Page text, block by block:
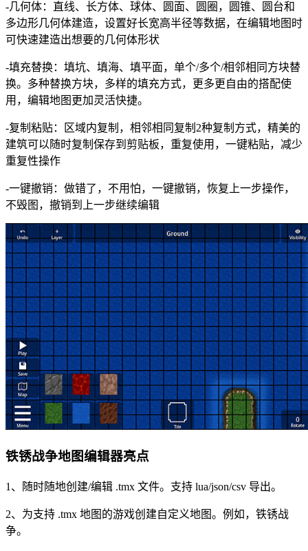
-几何体：直线、长方体、球体、圆面、圆圈，圆锥、圆台和
多边形几何体建造，设置好长宽高半径等数据，在编辑地图时
可快速建造出想要的几何体形状
-填充替换：填坑、填海、填平面，单个/多个/相邻相同方块替
换。多种替换方块，多样的填充方式，更多更自由的搭配使
用，编辑地图更加灵活快捷。
-复制粘贴：区域内复制，相邻相同复制2种复制方式，精美的
建筑可以随时复制保存到剪贴板，重复使用，一键粘贴，减少
重复性操作
-一键撤销：做错了，不用怕，一键撤销，恢复上一步操作，
不毁图，撤销到上一步继续编辑
铁锈战争地图编辑器亮点
1、随时随地创建/编辑 .tmx 文件。支持 lua/json/csv 导出。
2、为支持 .tmx 地图的游戏创建自定义地图。例如，铁锈战
争。